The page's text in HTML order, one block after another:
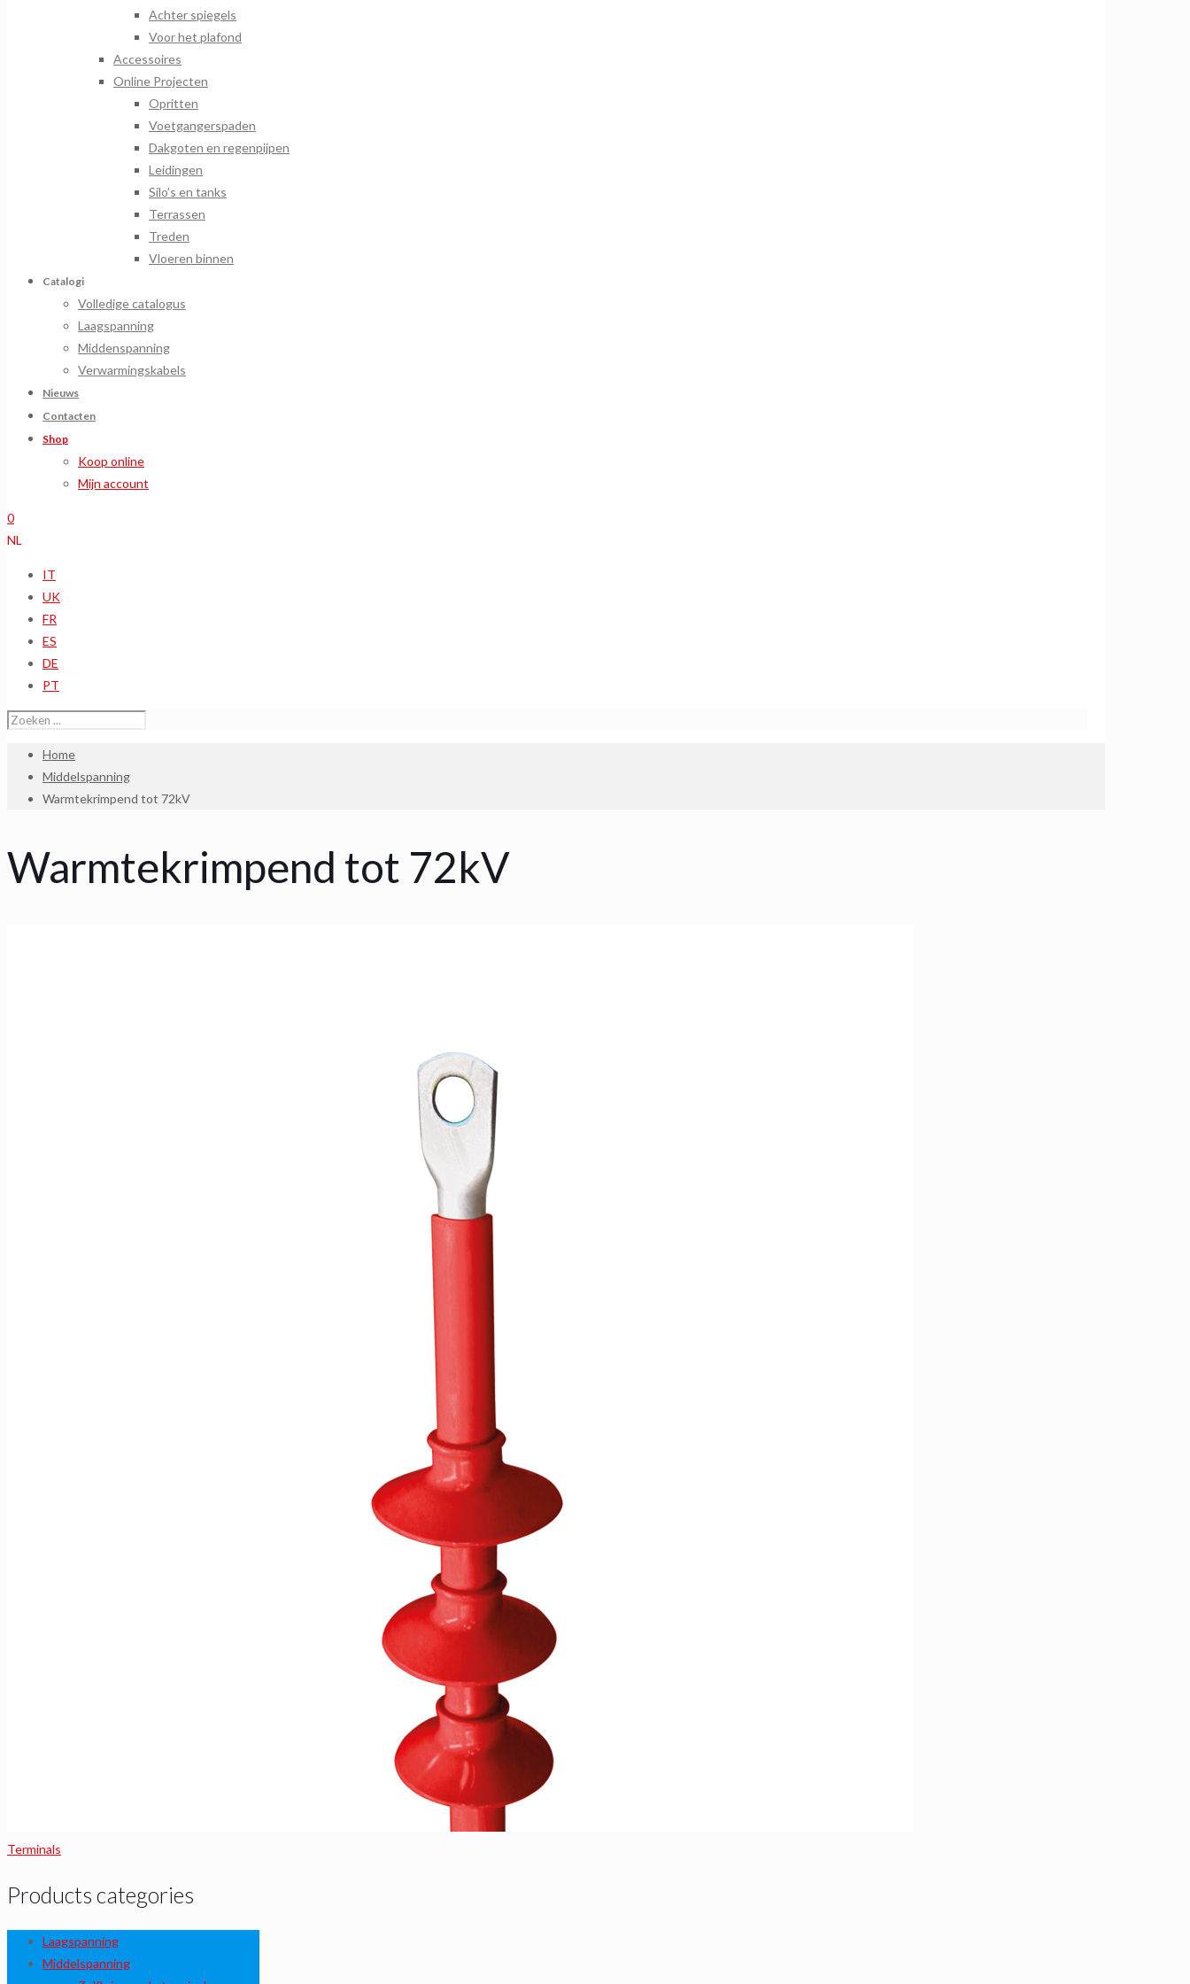
Achter spiegels
Voor het plafond
Accessoires
Online Projecten
Opritten
Voetgangerspaden
Dakgoten en regenpijpen
Leidingen
Silo’s en tanks
Terrassen
Treden
Vloeren binnen
Catalogi
Volledige catalogus
Laagspanning
Middenspanning
Verwarmingskabels
Nieuws
Contacten
Shop
Koop online
Mijn account
0
NL
IT
UK
FR
ES
DE
PT
Home
Middelspanning
Warmtekrimpend tot 72kV
Warmtekrimpend tot 72kV
Terminals
Products categories
Laagspanning
Middelspanning